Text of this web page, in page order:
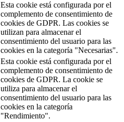
Esta cookie está configurada por el
complemento de consentimiento de
cookies de GDPR. Las cookies se
utilizan para almacenar el
consentimiento del usuario para las
cookies en la categoría "Necesarias".
Esta cookie está configurada por el
complemento de consentimiento de
cookies de GDPR. La cookie se
utiliza para almacenar el
consentimiento del usuario para las
cookies en la categoría
"Rendimiento".